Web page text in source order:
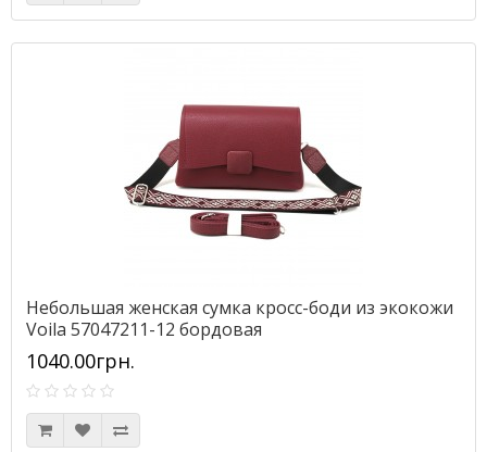
Небольшая женская сумка кросс-боди из экокожи
Voila 57047211-12 бордовая
1040.00грн.